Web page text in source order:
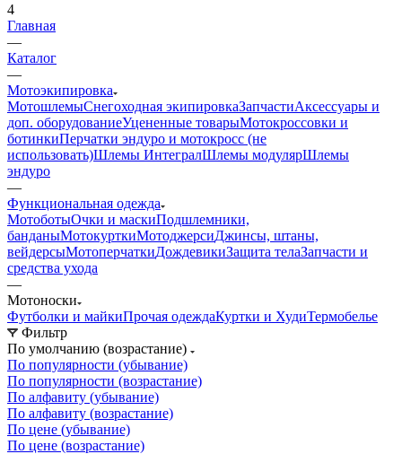
4
Главная
—
Каталог
—
Мотоэкипировка
МотошлемыСнегоходная экипировкаЗапчастиАксессуары и
доп. оборудованиеУцененные товарыМотокроссовки и
ботинкиПерчатки эндуро и мотокросс (не
использовать)Шлемы ИнтегралШлемы модулярШлемы
эндуро
—
Функциональная одежда
МотоботыОчки и маскиПодшлемники,
банданыМотокурткиМотоджерсиДжинсы, штаны,
вейдерсыМотоперчаткиДождевикиЗащита телаЗапчасти и
средства ухода
—
Мотоноски
Футболки и майкиПрочая одеждаКуртки и ХудиТермобелье
Фильтр
По умолчанию (возрастание)
По популярности (убывание)
По популярности (возрастание)
По алфавиту (убывание)
По алфавиту (возрастание)
По цене (убывание)
По цене (возрастание)